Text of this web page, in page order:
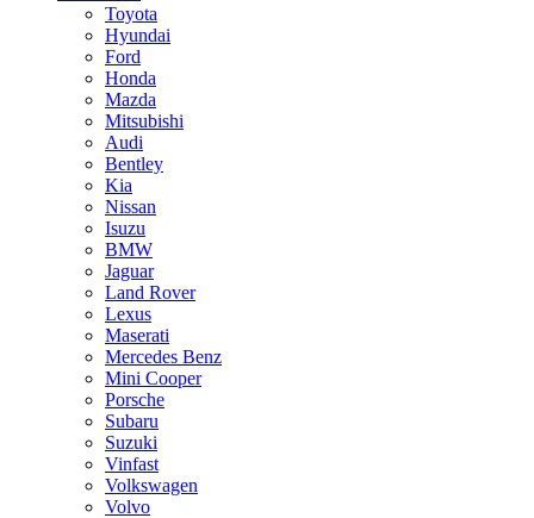
Toyota
Hyundai
Ford
Honda
Mazda
Mitsubishi
Audi
Bentley
Kia
Nissan
Isuzu
BMW
Jaguar
Land Rover
Lexus
Maserati
Mercedes Benz
Mini Cooper
Porsche
Subaru
Suzuki
Vinfast
Volkswagen
Volvo